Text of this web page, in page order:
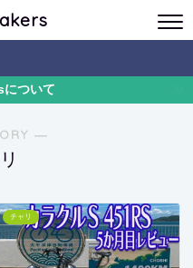
ついて
―
チャリ